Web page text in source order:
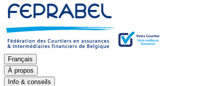
Français
À propos
Info & conseils